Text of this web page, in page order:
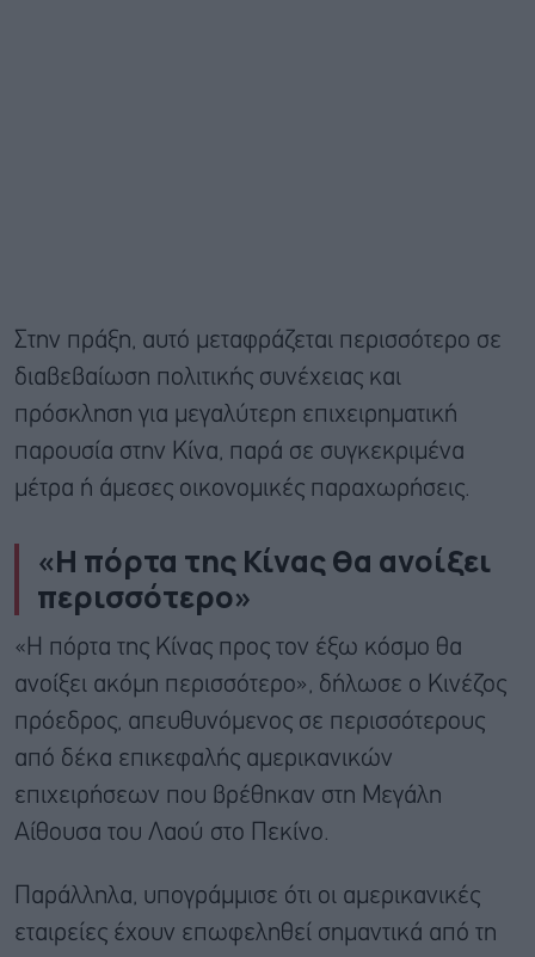
Στην πράξη, αυτό μεταφράζεται περισσότερο σε
διαβεβαίωση πολιτικής συνέχειας και
πρόσκληση για μεγαλύτερη επιχειρηματική
παρουσία στην Κίνα, παρά σε συγκεκριμένα
μέτρα ή άμεσες οικονομικές παραχωρήσεις.
«Η πόρτα της Κίνας θα ανοίξει
περισσότερο»
«Η πόρτα της Κίνας προς τον έξω κόσμο θα
ανοίξει ακόμη περισσότερο», δήλωσε ο Κινέζος
πρόεδρος, απευθυνόμενος σε περισσότερους
από δέκα επικεφαλής αμερικανικών
επιχειρήσεων που βρέθηκαν στη Μεγάλη
Αίθουσα του Λαού στο Πεκίνο.
Παράλληλα, υπογράμμισε ότι οι αμερικανικές
εταιρείες έχουν επωφεληθεί σημαντικά από τη